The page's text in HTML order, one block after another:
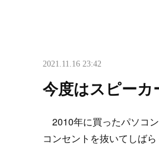
2021.11.16 23:42
今度はスピーカ
2010年に買ったパソコ
コンセントを抜いてしば